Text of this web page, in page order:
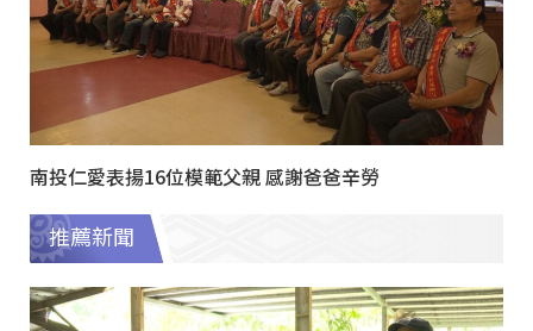
南投仁愛表揚16位模範父親 感謝爸爸辛勞
推薦新聞